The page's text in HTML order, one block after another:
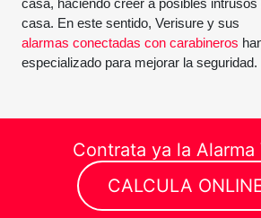
casa, haciendo creer a posibles
casa. En este sentido, Verisure y sus
alarmas conectadas con carabineros
especializado para mejorar la seguridad.
Contrata ya la Alarma
CALCULA